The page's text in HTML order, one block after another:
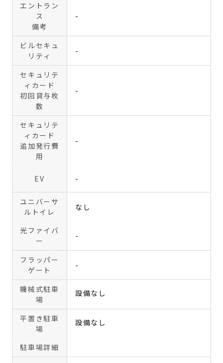
エントラン
ス
備考
-
ビルセキュ
リティ
-
セキュリテ
ィカード
初回貸与枚
数
-
セキュリテ
ィカード
追加発行費
用
-
EV -
ユニバーサ
ルトイレ
なし
光ファイバ
ー
-
フラッパー
ゲート
-
機械式駐車
場
設備なし
平置き駐車
場
設備なし
駐車場詳細